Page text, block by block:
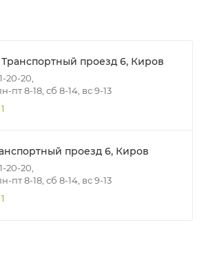
15:00
товаров в заказе;
точек для погрузки товаров.
победы
проезд 6, Киров
20-20,
пт 8-18, сб 8-14, вс 9-13
проезд 6, Киров
20-20,
пт 8-18, сб 8-14, вс 9-13